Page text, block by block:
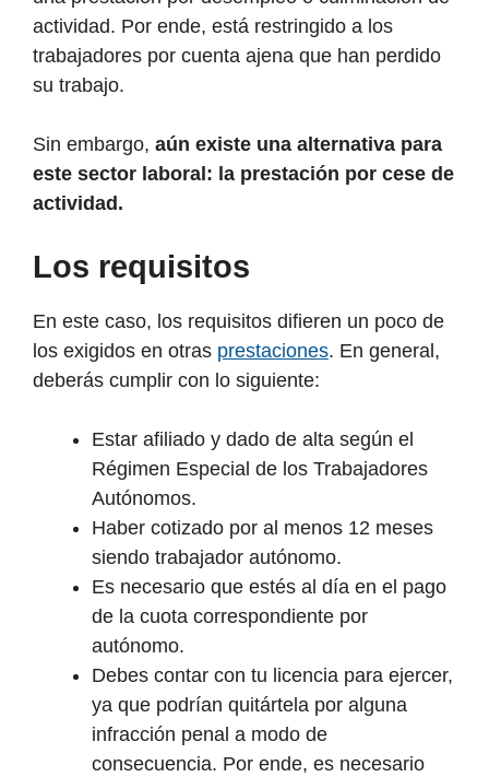
actividad. Por ende, está restringido a los
trabajadores por cuenta ajena que han perdido
su trabajo.
Sin embargo, aún existe una alternativa para
este sector laboral: la prestación por cese de
actividad.
Los requisitos
En este caso, los requisitos difieren un poco de
los exigidos en otras prestaciones. En general,
deberás cumplir con lo siguiente:
Estar afiliado y dado de alta según el
Régimen Especial de los Trabajadores
Autónomos.
Haber cotizado por al menos 12 meses
siendo trabajador autónomo.
Es necesario que estés al día en el pago
de la cuota correspondiente por
autónomo.
Debes contar con tu licencia para ejercer,
ya que podrían quitártela por alguna
infracción penal a modo de
consecuencia. Por ende, es necesario